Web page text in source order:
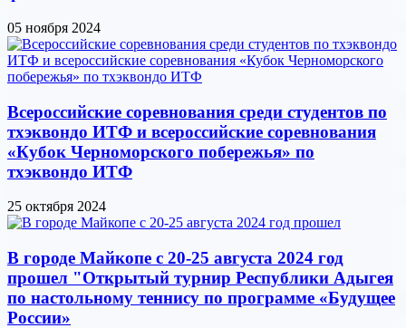
05 ноября 2024
Всероссийские соревнования среди студентов по
тхэквондо ИТФ и всероссийские соревнования
«Кубок Черноморского побережья» по
тхэквондо ИТФ
25 октября 2024
В городе Майкопе с 20-25 августа 2024 год
прошел "Открытый турнир Республики Адыгея
по настольному теннису по программе «Будущее
России»